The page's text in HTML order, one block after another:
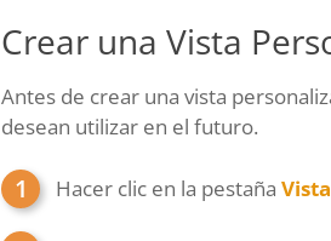
Crear una Vista
Antes de crear una vista
desean utilizar en el futuro.
Hacer clic en la pestaña Vista